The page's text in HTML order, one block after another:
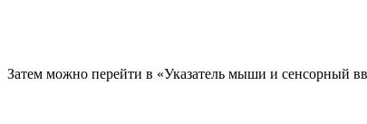
Затем можно перейти в «Указатель мыши и сенсорный